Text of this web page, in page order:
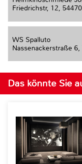
Friedrichstr, 12,
WS Spalluto
Nassenackerstraße 6,
Das könnte Sie